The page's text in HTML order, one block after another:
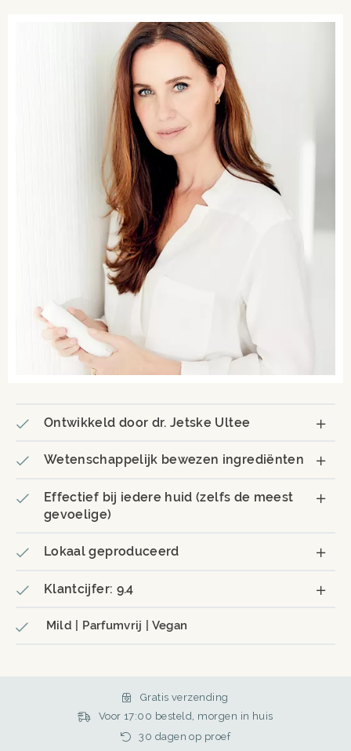
Ontwikkeld door dr. Jetske Ultee
Wetenschappelijk bewezen ingrediënten
Effectief bij iedere huid (zelfs de meest
gevoelige)
Lokaal geproduceerd
Klantcijfer: 9.4
Mild | Parfumvrij | Vegan
Gratis verzending
Voor 17:00 besteld, morgen in huis
30 dagen op proef